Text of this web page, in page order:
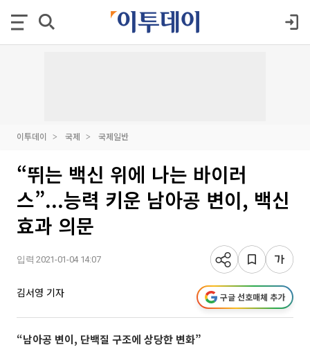
이투데이 국제 국제일반
“뛰는 백신 위에 나는 바이러
스”...능력 키운 남아공 변이, 백신
효과 의문
입력 2021-01-04 14:07
김서영 기자 구글 선호매체 추가
“남아공 변이, 단백질 구조에 상당한 변화”